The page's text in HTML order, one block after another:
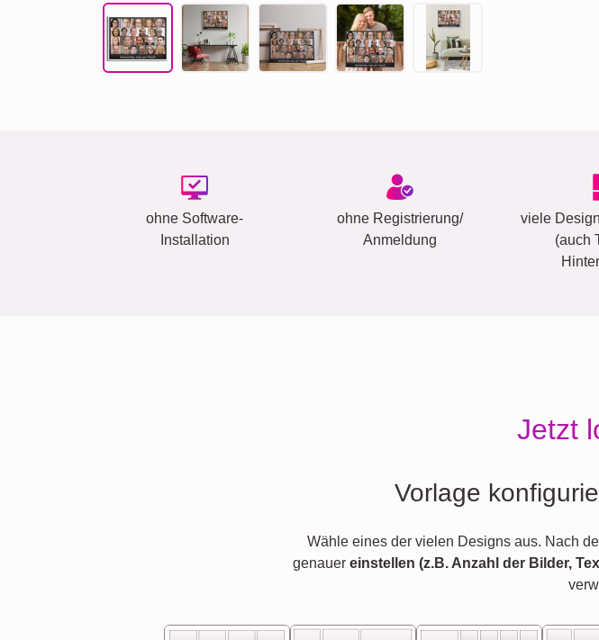
ohne Software-
Installation
ohne Registrierung/
Anmeldung
viele
(auch
Jetzt
Vorlage
Wähle eines der vielen Designs aus. Nach
genauer einstellen (z.B. Anzahl der Bilder,